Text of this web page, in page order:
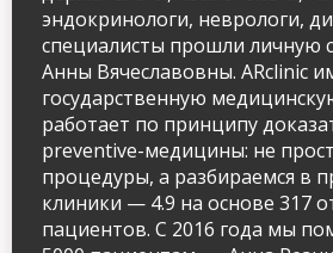
эндокринологи, неврологи,
специалисты прошли личную
Анны Вячеславовны. ARclinic
государственную
работает по принципу
preventive-медицины: не
процедуры, а разбираемся в
клиники — 4.9 на основе 317
пациентов. С 2016 года мы
РЇ РґР°СЋ СЃРѕРіР»Р°СЃРёРµ
РѕР±СЂР°Р±РѕС‚РєСѓ
РїРµСЂСЃРѕРЅР°Р»СЊРЅС‹С…